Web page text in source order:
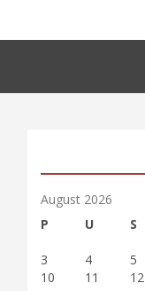
August 2026
P
U S
3
4 5
10
11 12